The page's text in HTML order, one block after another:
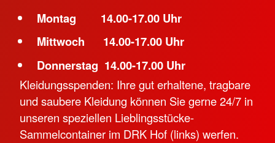
Montag 14.00-17.00 Uhr
Mittwoch 14.00-17.00 Uhr
Donnerstag 14.00-17.00 Uhr
Kleidungsspenden: Ihre gut erhaltene, tragbare
und saubere Kleidung können Sie gerne 24/7 in
unseren speziellen Lieblingsstücke-
Sammelcontainer im DRK Hof (links) werfen.